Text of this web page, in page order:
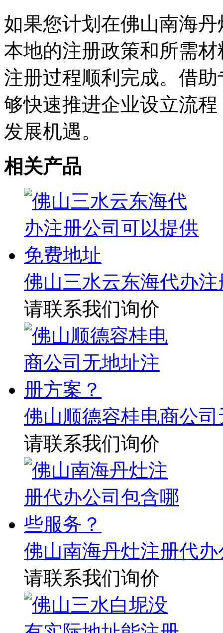
如果您计划在佛山南海
本地的注册政策和所需
注册过程顺利完成。借
够快速推进企业设立流
发展机遇。
相关产品
佛山三水云东海代办
请联系我们询价
佛山顺德容桂电商公
请联系我们询价
佛山南海丹灶注册代
请联系我们询价